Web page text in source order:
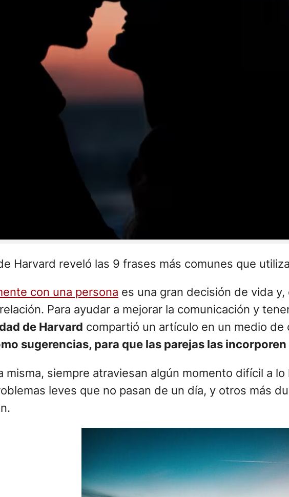
Harvard reveló las 9 frases más comunes que
con una persona es una gran decisión de vida
Para ayudar a mejorar la comunicación y
de Harvard compartió un artículo en un medio de
sugerencias, para que las parejas las incorporen
misma, siempre atraviesan algún momento difícil a
leves que no pasan de un día, y otros más